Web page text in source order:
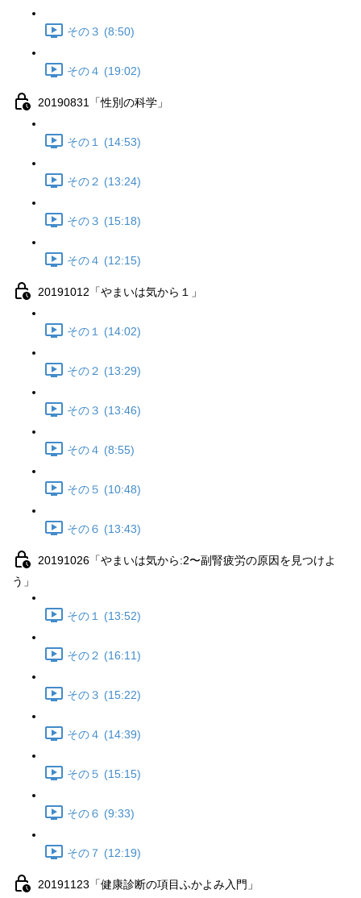
その３ (8:50)
その４ (19:02)
20190831「性別の科学」
その１ (14:53)
その２ (13:24)
その３ (15:18)
その４ (12:15)
20191012「やまいは気から１」
その１ (14:02)
その２ (13:29)
その３ (13:46)
その４ (8:55)
その５ (10:48)
その６ (13:43)
20191026「やまいは気から:2〜副腎疲労の原因を見つけよ
う」
その１ (13:52)
その２ (16:11)
その３ (15:22)
その４ (14:39)
その５ (15:15)
その６ (9:33)
その７ (12:19)
20191123「健康診断の項目ふかよみ入門」